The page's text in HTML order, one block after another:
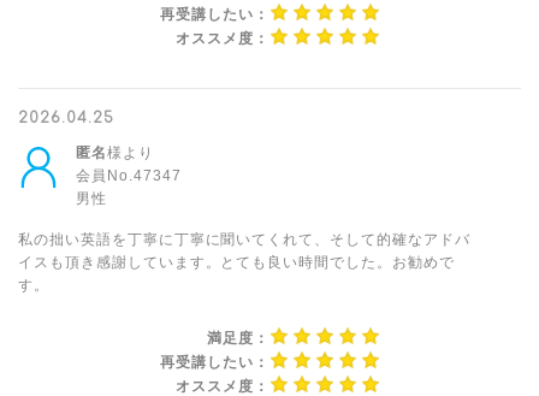
再受講したい：
オススメ度：
2026.04.25
匿名様より
会員No.47347
男性
私の拙い英語を丁寧に丁寧に聞いてくれて、そして的確なアドバ
イスも頂き感謝しています。とても良い時間でした。お勧めで
す。
満足度：
再受講したい：
オススメ度：